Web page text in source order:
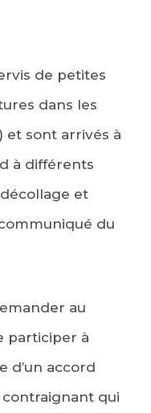
de petites
dans les
et sont arrivés à
à différents
et
du
au
participer à
d’un accord
qui